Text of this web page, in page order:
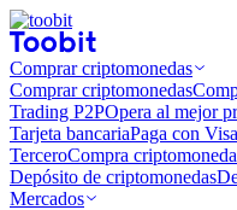
Comprar criptomonedas
Comprar criptomonedas
Trading P2POpera al mejor
Tarjeta bancariaPaga con
TerceroCompra
Depósito de criptomonedas
Mercados